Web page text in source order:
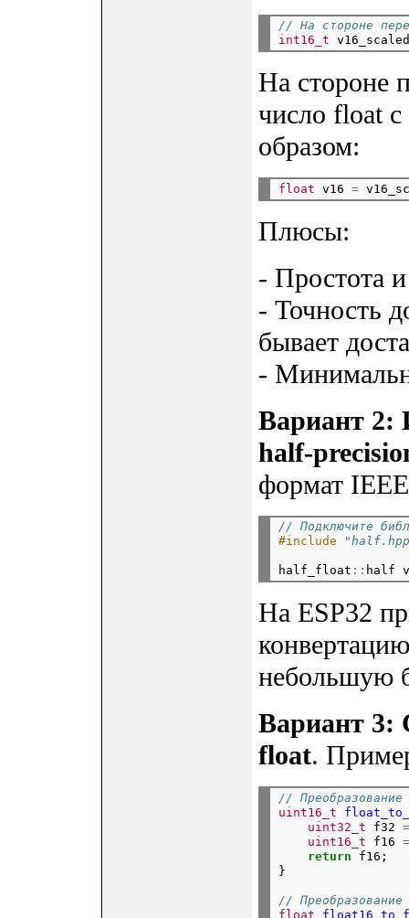
// На стороне
int16_t
На стороне
число float
образом:
float v16 =
Плюсы:
- Простота
- Точность
бывает
-
Вариант 2:
half-
формат
// Подключите
#include
half_float :: half
На ESP32
небольшую
Вариант 3:
float.
//
uint16_t
uint32_t
f32
uint16_t
f16
return
f16;
}
//
float